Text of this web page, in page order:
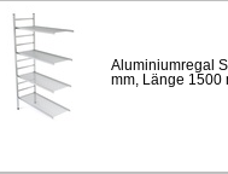
Aluminiumregal
mm, Länge 1500